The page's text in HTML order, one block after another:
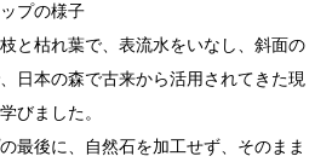
プの様子
と枯れ葉で、表流水をいなし、斜面の
日本の森で古来から活用されてきた現
びました。
最後に、自然石を加工せず、そのまま